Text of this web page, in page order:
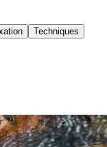
Techniques